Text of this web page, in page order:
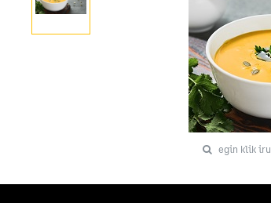
egin klik